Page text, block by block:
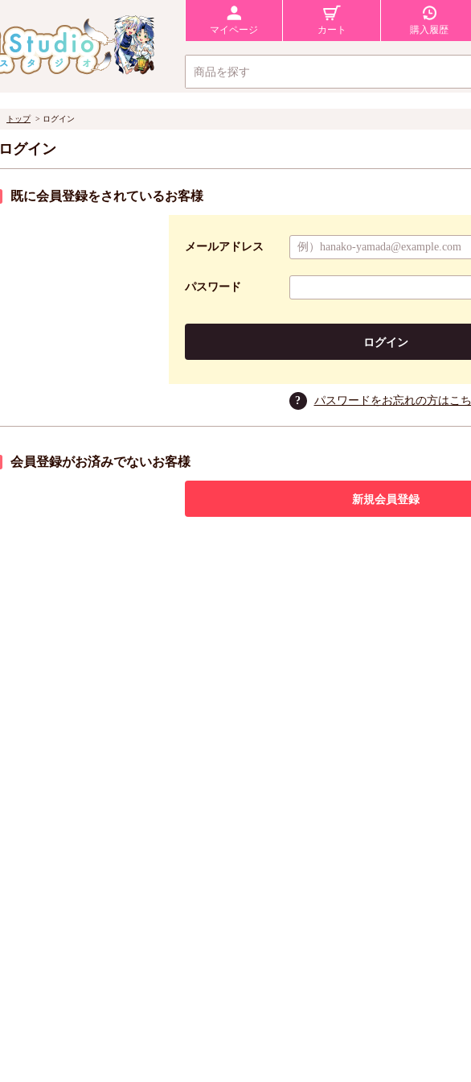
マイページ カート 購入履歴
トップ ログイン
ログイン
既に会員登録をされているお客様
メールアドレス
パスワード
ログイン
? パスワードをお忘れの方はこ
会員登録がお済みでないお客様
新規会員登録